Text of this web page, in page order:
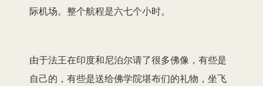
际机场。整个航程是六七个小时。
由于法王在印度和尼泊尔请了很多佛像，有些是
自己的，有些是送给佛学院堪布们的礼物，坐飞